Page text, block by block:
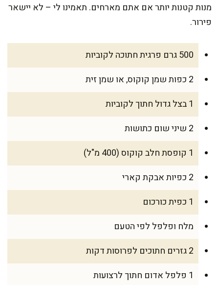
מנות קטנות יותר אם אתם מארחים. תאמינו לי – לא יישאר
פירור.
500 גרם פרגית חתוכה לקוביות
2 כפות שמן קוקוס, או שמן זית
1 בצל גדול חתוך לקוביות
2 שיני שום כתושות
1 קופסת חלב קוקוס (400 מ"ל)
2 כפיות אבקת קארי
1 כפית כורכום
מלח ופלפל לפי הטעם
2 גזרים חתוכים לפרוסות דקות
1 פלפל אדום חתוך לרצועות